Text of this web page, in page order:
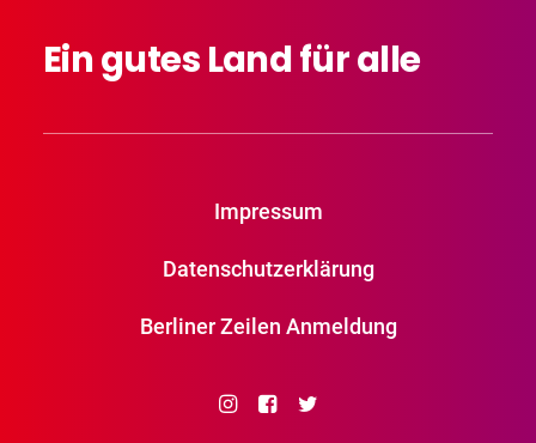
EingutesLandfüralle
Impressum
Datenschutzerklärung
Berliner Zeilen Anmeldung